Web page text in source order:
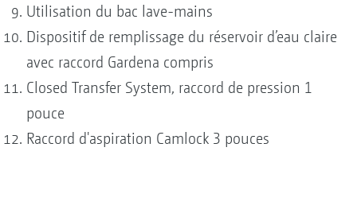
Utilisation du bac lave-mains
Dispositif de remplissage du réservoir d’eau claire
avec raccord Gardena compris
Closed Transfer System, raccord de pression 1
pouce
Raccord d'aspiration Camlock 3 pouces